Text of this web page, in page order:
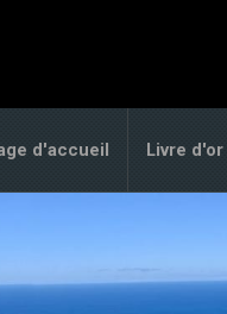
d'accueil Livre d'or